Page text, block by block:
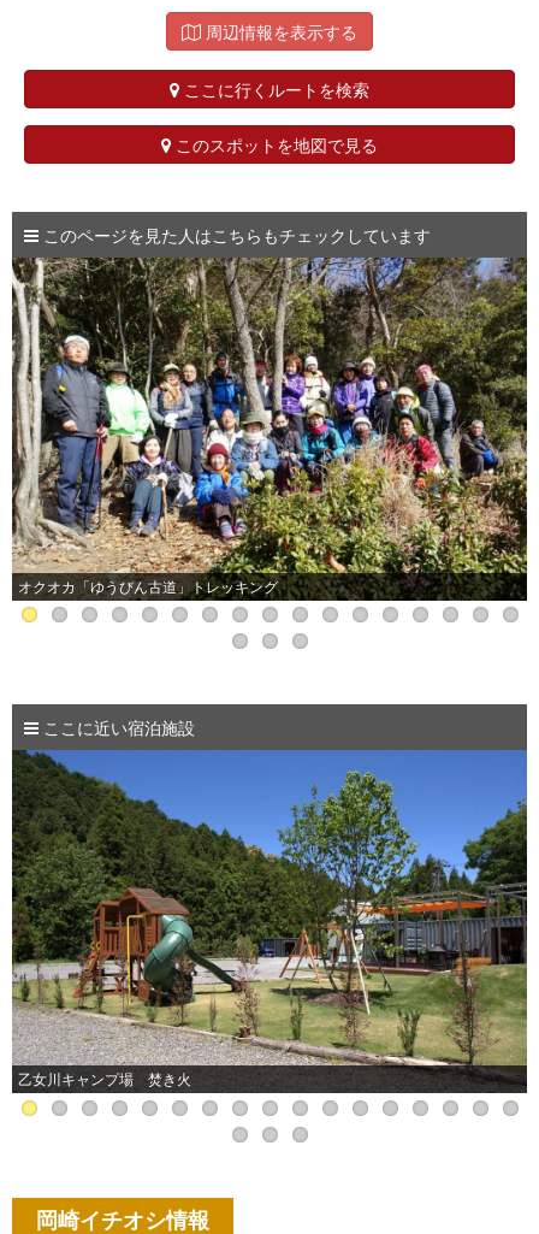
周辺情報を表示する
ここに行くルートを検索
このスポットを地図で見る
このページを見た人はこちらもチェックしています
江戸時代の遊び展
ここに近い宿泊施設
愛知県野外教育センター
岡崎イチオシ情報